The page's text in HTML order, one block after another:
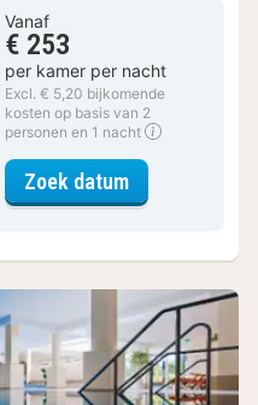
Vanaf
€ 253
per kamer per nacht
Excl. € 5,20 bijkomende
kosten op basis van 2
personen en 1 nacht
Zoek datumvoor Comfort